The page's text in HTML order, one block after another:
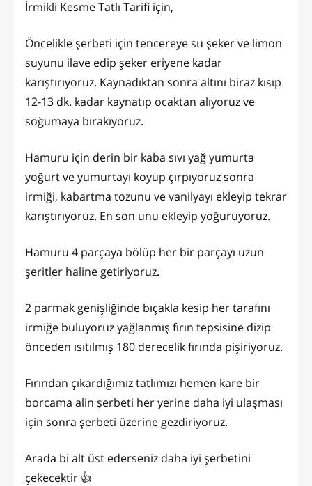
İrmikli Kesme Tatlı Tarifi için,
Öncelikle şerbeti için tencereye su şeker ve limon
suyunu ilave edip şeker eriyene kadar
karıştırıyoruz. Kaynadıktan sonra altını biraz kısıp
12-13 dk. kadar kaynatıp ocaktan alıyoruz ve
soğumaya bırakıyoruz.
Hamuru için derin bir kaba sıvı yağ yumurta
yoğurt ve yumurtayı koyup çırpıyoruz sonra
irmiği, kabartma tozunu ve vanilyayı ekleyip tekrar
karıştırıyoruz. En son unu ekleyip yoğuruyoruz.
Hamuru 4 parçaya bölüp her bir parçayı uzun
şeritler haline getiriyoruz.
2 parmak genişliğinde bıçakla kesip her tarafını
irmiğe buluyoruz yağlanmış fırın tepsisine dizip
önceden ısıtılmış 180 derecelik fırında pişiriyoruz.
Fırından çıkardığımız tatlımızı hemen kare bir
borcama alin şerbeti her yerine daha iyi ulaşması
için sonra şerbeti üzerine gezdiriyoruz.
Arada bi alt üst ederseniz daha iyi şerbetini
çekecektir 👍